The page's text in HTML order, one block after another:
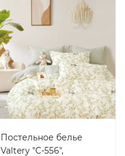
Постельное белье
Valtery "C-556",